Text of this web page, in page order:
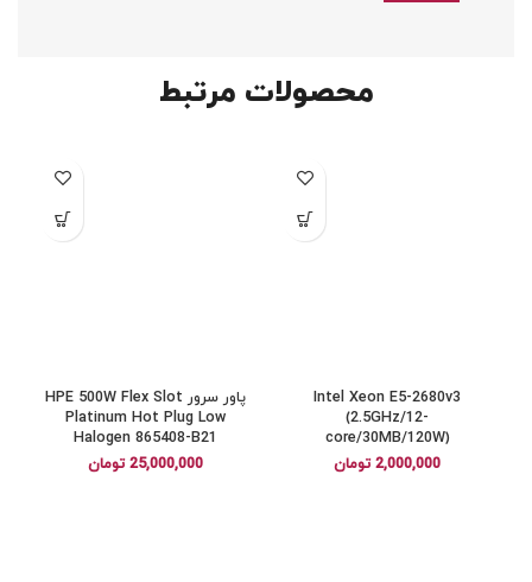
محصولات مرتبط
Intel Xeon E5-2680v3
(2.5GHz/12-
core/30MB/120W)
2,000,000 تومان
پاور سرور HPE 500W Flex Slot
Platinum Hot Plug Low
Halogen 865408-B21
25,000,000 تومان